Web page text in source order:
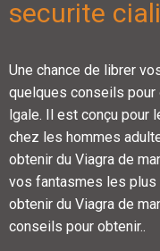
securite
Une chance de librer
quelques conseils pour
lgale. Il est conçu pour
chez les hommes
obtenir du Viagra de
vos fantasmes les
obtenir du Viagra de
conseils pour obtenir..